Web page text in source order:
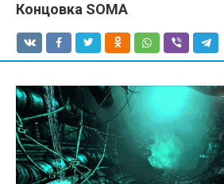
Концовка SOMA